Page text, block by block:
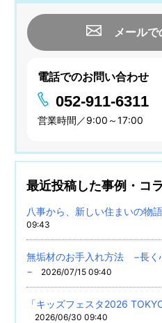
メール
電話でのお問い合わせ
052-911-6311
営業時間／9:00～17:00
最近投稿した事例・コ
八事から、新しい住まいの物
09:43
無垢材のお手入れ方法 −長く
−
2026/07/15 09:40
「キッズフェスタ2026
2026/06/30 09:40